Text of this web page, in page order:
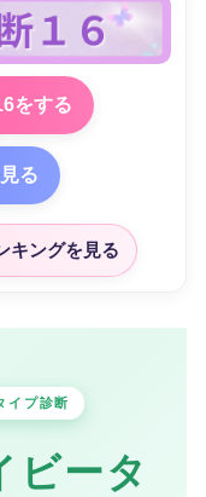
をする
る
キングを見る
プ診断
ビータ